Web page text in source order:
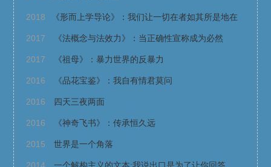
2018 《形而上学导论》：我们让一切在者如其所是地在
2017 《法概念与法效力》：当正确性宣称成为必然
2017 《祖母》：暴力世界的反暴力
2016 《品花宝鉴》：我自有情君莫问
2016 四天三夜两面
2016 《神奇飞书》：传承恒久远
2015 世界是一个角落
2014 一个解构主义的文本:我说出口是为了让你回答